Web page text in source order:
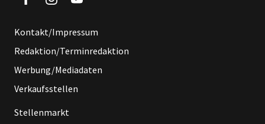
Kontakt/Impressum
Redaktion/Terminredaktion
Werbung/Mediadaten
Verkaufsstellen
Stellenmarkt